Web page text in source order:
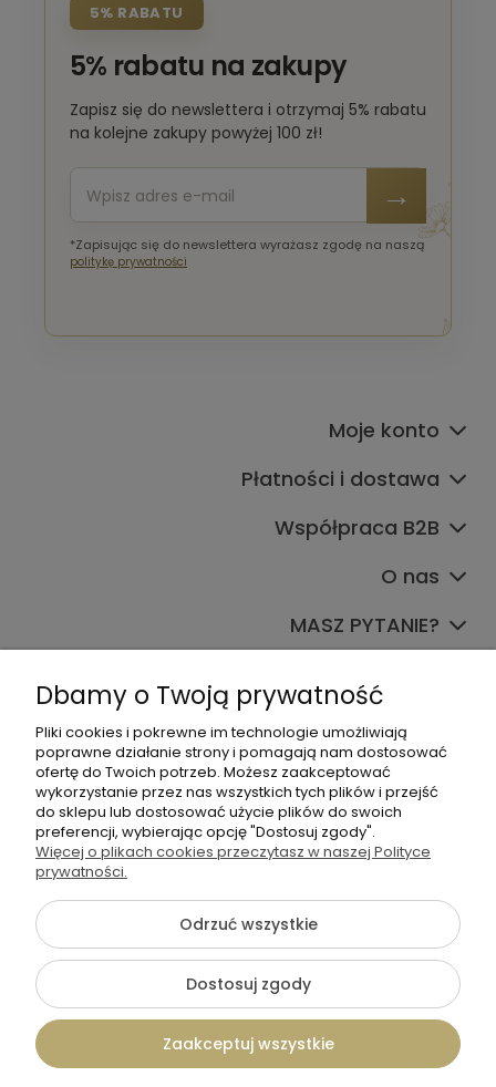
5% RABATU
5% rabatu na zakupy
Zapisz się do newslettera i otrzymaj 5% rabatu
na kolejne zakupy powyżej 100 zł!
*Zapisując się do newslettera wyrażasz zgodę na naszą
politykę prywatności
Moje konto
Płatności i dostawa
Współpraca B2B
O nas
MASZ PYTANIE?
+48 570 367 989
©2026 Wszelkie Prawa Zastrzeżone | TADAM Pracownia
Kreatywna
Szablon Flex byEcommercy
Dbamy o Twoją prywatność
Pliki cookies i pokrewne im technologie umożliwiają
poprawne działanie strony i pomagają nam dostosować
ofertę do Twoich potrzeb. Możesz zaakceptować
wykorzystanie przez nas wszystkich tych plików i przejść
do sklepu lub dostosować użycie plików do swoich
preferencji, wybierając opcję "Dostosuj zgody".
Więcej o plikach cookies przeczytasz w naszej Polityce
prywatności.
Odrzuć wszystkie
Dostosuj zgody
Zaakceptuj wszystkie